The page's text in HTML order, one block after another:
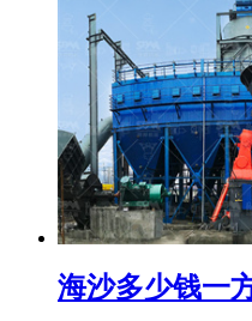
海沙多少钱一